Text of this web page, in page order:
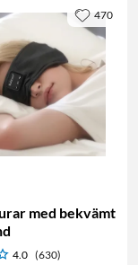
med bekvämt
4.0 (630)
470